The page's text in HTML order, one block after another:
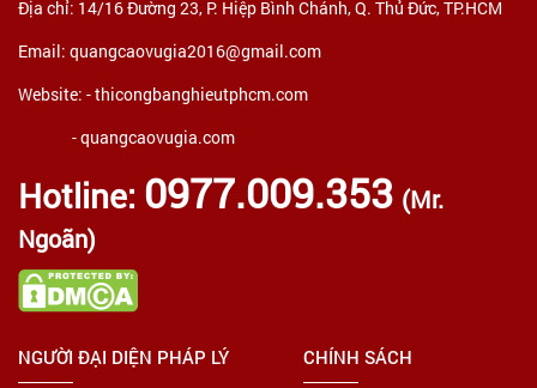
Địa chỉ: 14/16 Đường 23, P. Hiệp Bình Chánh, Q. Thủ Đức, TP.HCM
Email: quangcaovugia2016@gmail.com
Website: -thicongbanghieutphcm.com
- quangcaovugia.com
Hotline: 0977.009.353 (Mr.
Ngoãn)
NGƯỜI ĐẠI DIỆN PHÁP LÝ CHÍNH SÁCH